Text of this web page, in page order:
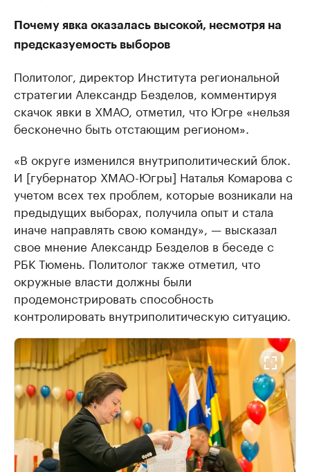
Почему явка оказалась высокой, несмотря на
предсказуемость выборов
Политолог, директор Института региональной
стратегии Александр Безделов, комментируя
скачок явки в ХМАО, отметил, что Югре «нельзя
бесконечно быть отстающим регионом».
«В округе изменился внутриполитический блок.
И [губернатор ХМАО-Югры] Наталья Комарова с
учетом всех тех проблем, которые возникали на
предыдущих выборах, получила опыт и стала
иначе направлять свою команду», — высказал
свое мнение Александр Безделов в беседе с
РБК Тюмень. Политолог также отметил, что
окружные власти должны были
продемонстрировать способность
контролировать внутриполитическую ситуацию.